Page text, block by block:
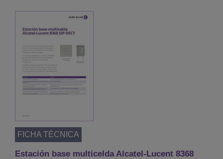
FICHA TÉCNICA
Estación base multicelda Alcatel-Lucent 8368